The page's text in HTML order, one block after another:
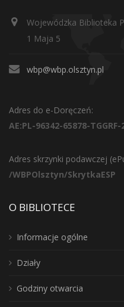
Wojewódzka Biblioteka
1 Maja 5
wbp@wbp.olsztyn.pl
Adres do e-Doręczeń:
AE:PL-96342-65878-TGGRF-
Adres skrzynki podawczej
/WBPOlsztyn/SkrytkaESP
O BIBLIOTECE
Informacje ogólne
Działy
Godziny otwarcia